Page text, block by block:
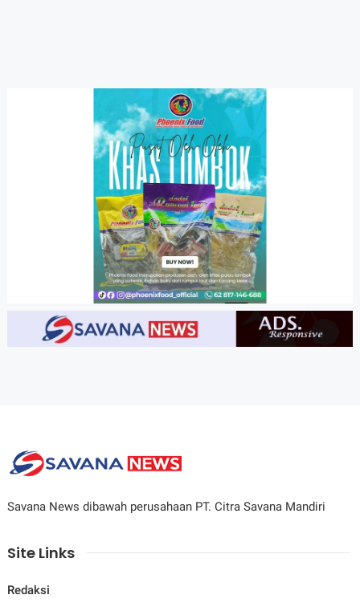
Savana News dibawah perusahaan PT. Citra Savana Mandiri
Site Links
Redaksi